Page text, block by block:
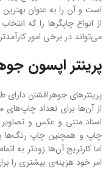
است و آن را به عنوان
از انواع چاپگرها را که
می‌تواند در برخی امور
پرینتر اپسون
پرینترهای جوهرافشان
از آن‌ها برای تعداد
اسناد متنی و عکس و تصاویر
چاپ و همچنین چاپ رنگ‌ها
اما کارتریج آن‌ها زودتر به
امر خود هزینه‌ی بیشتری را